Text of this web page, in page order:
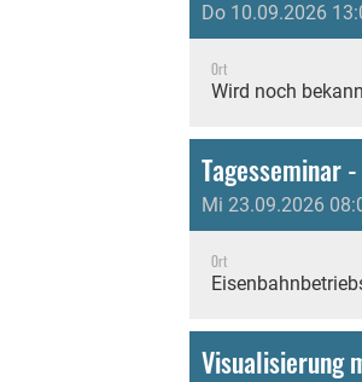
Do 10.09.2026
Ort
Wird noch
Tagesseminar
Mi 23.09.2026
Ort
Visualisierung